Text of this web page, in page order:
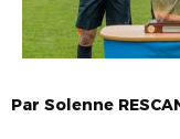
Par Solenne